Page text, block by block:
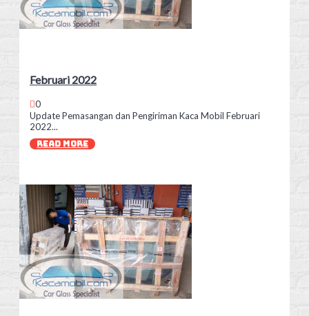
Februari 2022
0
Update Pemasangan dan Pengiriman Kaca Mobil Februari
2022...
READ MORE